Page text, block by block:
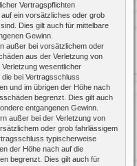
Vertragspflichten
ein vorsätzliches oder grob
Dies gilt auch für mittelbare
Gewinn.
außer bei vorsätzlichem oder
aus der Verletzung von
wesentlicher
bei Vertragsschluss
und im übrigen der Höhe nach
begrenzt. Dies gilt auch
entgangenen Gewinn.
außer bei der Verletzung von
oder grob fahrlässigem
typischerweise
der Höhe nach auf die
begrenzt. Dies gilt auch für